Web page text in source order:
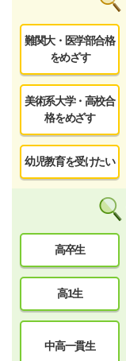
難関大・医学部合格
をめざす
美術系大学・高校合
格をめざす
幼児教育を受けたい
高卒生
高1生
中高一貫生